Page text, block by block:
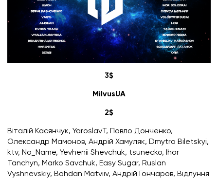
3$
MilvusUA
2$
Віталій Касянчук, YaroslavT, Павло Донченко,
Олександр Мамонов, Андрій Хамуляк, Dmytro Biletskyi,
ktv, No_Name, Yevhenii Shevchuk, tsunecko, Ihor
Tanchyn, Marko Savchuk, Easy Sugar, Ruslan
Vyshnevskiy, Bohdan Matviiv, Андрій Гончаров, Відлуння